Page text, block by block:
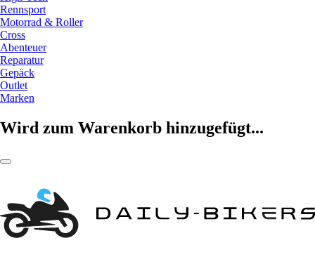
Rennsport
Motorrad & Roller
Cross
Abenteuer
Reparatur
Gepäck
Outlet
Marken
Wird zum Warenkorb hinzugefügt...